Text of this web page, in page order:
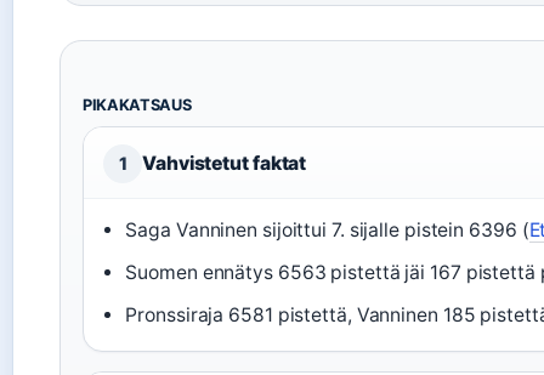
PIKAKATSAUS
1 Vahvistetut faktat
Saga Vanninen sijoittui 7. sijalle pistein 6396 (
Suomen ennätys 6563 pistettä jäi 167 pistettä
Pronssiraja 6581 pistettä, Vanninen 185